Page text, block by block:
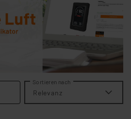
Sortieren nach
Relevanz